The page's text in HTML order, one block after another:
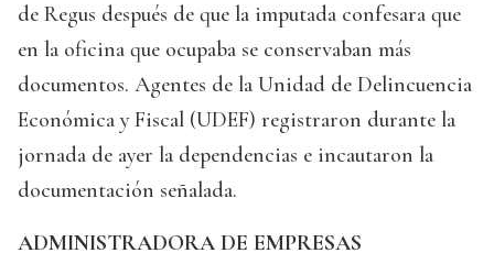
de Regus después de que la imputada confesara que
en la oficina que ocupaba se conservaban más
documentos. Agentes de la Unidad de Delincuencia
Económica y Fiscal (UDEF) registraron durante la
jornada de ayer la dependencias e incautaron la
documentación señalada.
ADMINISTRADORA DE EMPRESAS